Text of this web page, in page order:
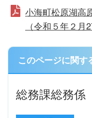
小海町松原湖高
（令和５年２月
このページに関す
総務課総務係